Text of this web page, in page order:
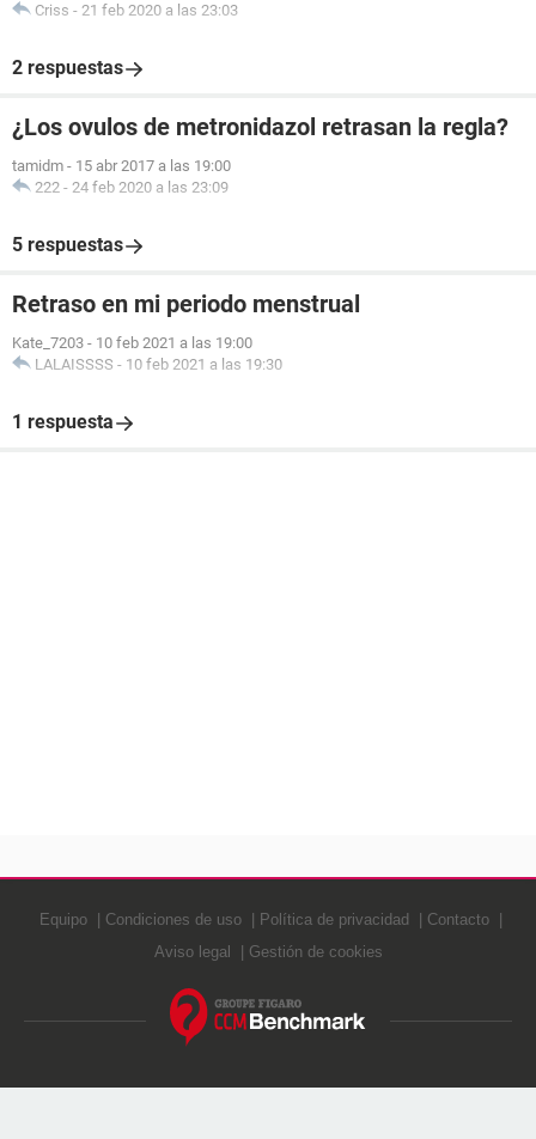
Criss - 21 feb 2020 a las 23:03
2 respuestas
¿Los ovulos de metronidazol retrasan la regla?
tamidm - 15 abr 2017 a las 19:00
222 - 24 feb 2020 a las 23:09
5 respuestas
Retraso en mi periodo menstrual
Kate_7203 - 10 feb 2021 a las 19:00
LALAISSSS - 10 feb 2021 a las 19:30
1 respuesta
Equipo Condiciones de uso Política de privacidad
Contacto
Aviso legal
Gestión de cookies